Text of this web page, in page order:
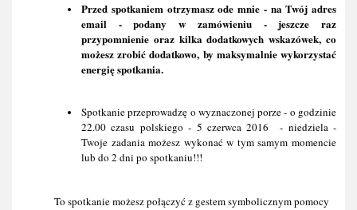
Przed spotkaniem otrzymasz ode mnie - na Twój adres
email - podany w zamówieniu - jeszcze raz
przypomnienie oraz kilka dodatkowych wskazówek, co
możesz zrobić dodatkowo, by maksymalnie wykorzystać
energię spotkania.
Spotkanie przeprowadzę o wyznaczonej porze - o godzinie
22.00 czasu polskiego - 5 czerwca 2016  - niedziela -
Twoje zadania możesz wykonać w tym samym momencie
lub do 2 dni po spotkaniu!!!
To spotkanie możesz połączyć z gestem symbolicznym pomocy